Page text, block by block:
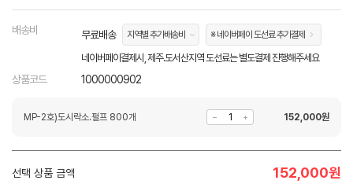
배송비 무료배송 지역별 추가배송비 ※ 네이버페이 도선료 추가결제
네이버페이결제시, 제주.도서산지역 도선료는 별도결제 진행해주세요
상품코드 1000000902
MP-2호)도시락소.펄프 800개 152,000원
선택 상품 금액 152,000원